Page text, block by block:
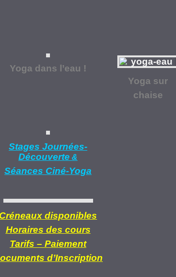
Yoga dans l’eau !
Yoga sur
chaise
Stages Journées-
Découverte &
Séances Ciné-Yoga
disponibles
Horaires des cours
Tarifs – Paiement
d’Inscription